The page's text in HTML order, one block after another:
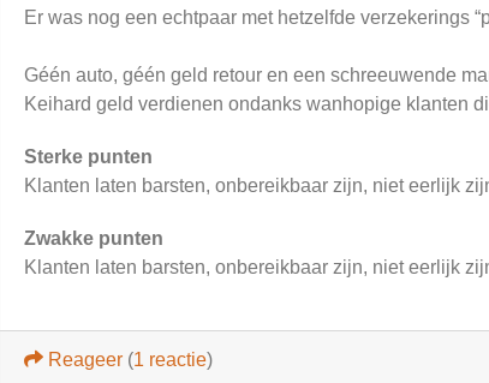
Er was nog een echtpaar met hetzelfde verzekerings
Géén auto, géén geld retour en een schreeuwende
Keihard geld verdienen ondanks wanhopige klanten
Sterke punten
Klanten laten barsten, onbereikbaar zijn, niet eerlijk
Zwakke punten
Klanten laten barsten, onbereikbaar zijn, niet eerlijk
Reageer (1 reactie)